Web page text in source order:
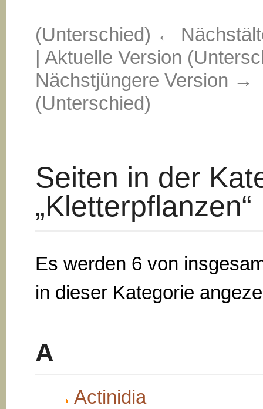
(Unterschied) ←
| Aktuelle Version
Nächstjüngere Version →
(Unterschied)
Seiten in der
„Kletterpflanzen“
Es werden 6 von
in dieser Kategorie
A
Actinidia